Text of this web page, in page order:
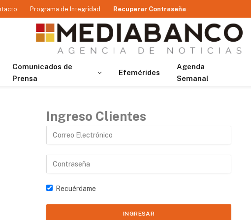
Programa de Integridad Recuperar Contraseña
Comunicados de
Prensa
Efemérides
Agenda
Semanal
Ingreso Clientes
Recuérdame